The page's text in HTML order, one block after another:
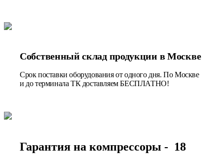
Собственный склад продукции в Москве
Срок поставки оборудования от одного дня. По Москве
и до терминала ТК доставляем БЕСПЛАТНО!
Гарантия на компрессоры - 18